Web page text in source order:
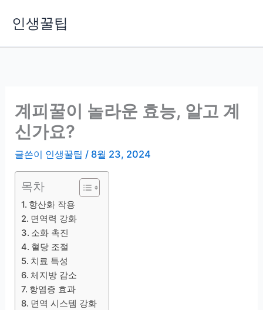
인생꿀팁
계피꿀이 놀라운 효능, 알고 계
신가요?
글쓴이 인생꿀팁 / 8월 23, 2024
목차
항산화 작용
면역력 강화
소화 촉진
혈당 조절
치료 특성
체지방 감소
항염증 효과
면역 시스템 강화